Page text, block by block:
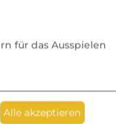
in der
für das Ausspielen
Alle akzeptieren